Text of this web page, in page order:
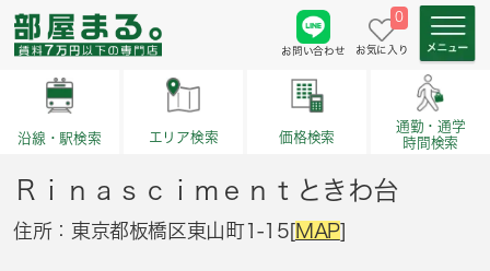
お問い合わせ
0
お気に入り
沿線・駅検索 エリア検索 価格検索
通勤・通学
時間検索
Ｒｉｎａｓｃｉｍｅｎｔときわ台
住所：東京都板橋区東山町1-15[MAP]